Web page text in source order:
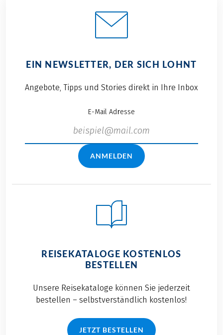
EIN NEWSLETTER, DER SICH LOHNT
Angebote, Tipps und Stories direkt in Ihre Inbox
E-Mail Adresse
ANMELDEN
REISEKATALOGE KOSTENLOS
BESTELLEN
Unsere Reisekataloge können Sie jederzeit
bestellen – selbstverständlich kostenlos!
JETZT BESTELLEN